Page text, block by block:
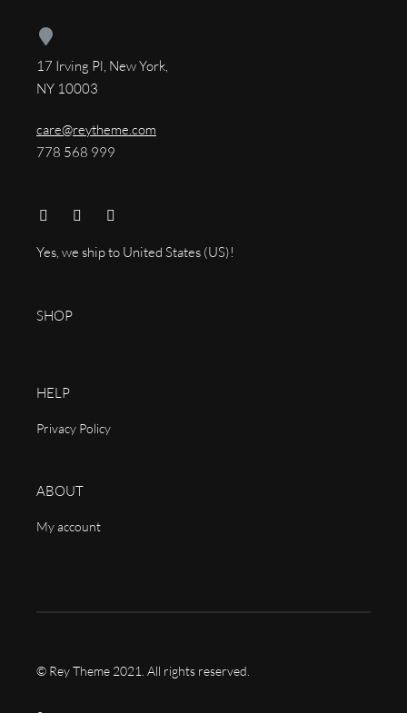
17 Irving Pl, New York,
NY 10003
care@reytheme.com
778 568 999
Yes, we ship to United States (US)!
SHOP
HELP
Privacy Policy
ABOUT
My account
© Rey Theme 2021. All rights reserved.